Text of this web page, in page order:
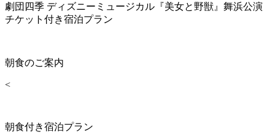
劇団四季 ディズニーミュージカル『美女と野獣』舞浜公演
チケット付き宿泊プラン
朝食のご案内
<
朝食付き宿泊プラン